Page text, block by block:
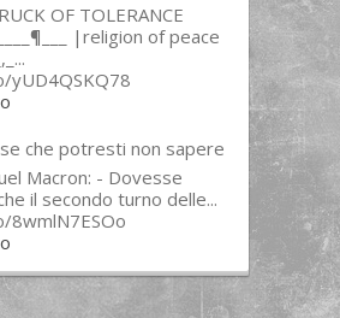
OF TOLERANCE
|religion of peace
che potresti non sapere
Macron: - Dovesse
il secondo turno delle...